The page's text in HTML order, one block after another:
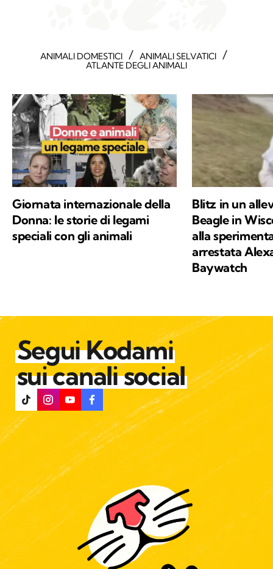
ANIMALI DOMESTICI / ANIMALI SELVATICI /
ATLANTE DEGLI ANIMALI
Giornata internazionale della
Donna: le storie di legami
speciali con gli animali
Blitz in un
Beagle in
alla
arrestata
Baywatch
Segui Kodami
sui canali social